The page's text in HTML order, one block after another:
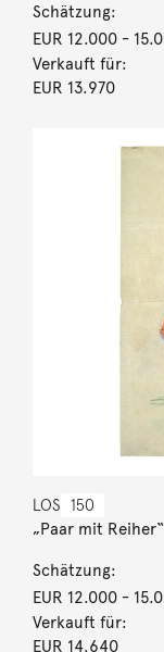
Schätzung:
EUR 12.000-
Verkauft für:
EUR 13.970
LOS 150
„Paar mit
Schätzung:
EUR 12.000-
Verkauft für:
EUR 14.640